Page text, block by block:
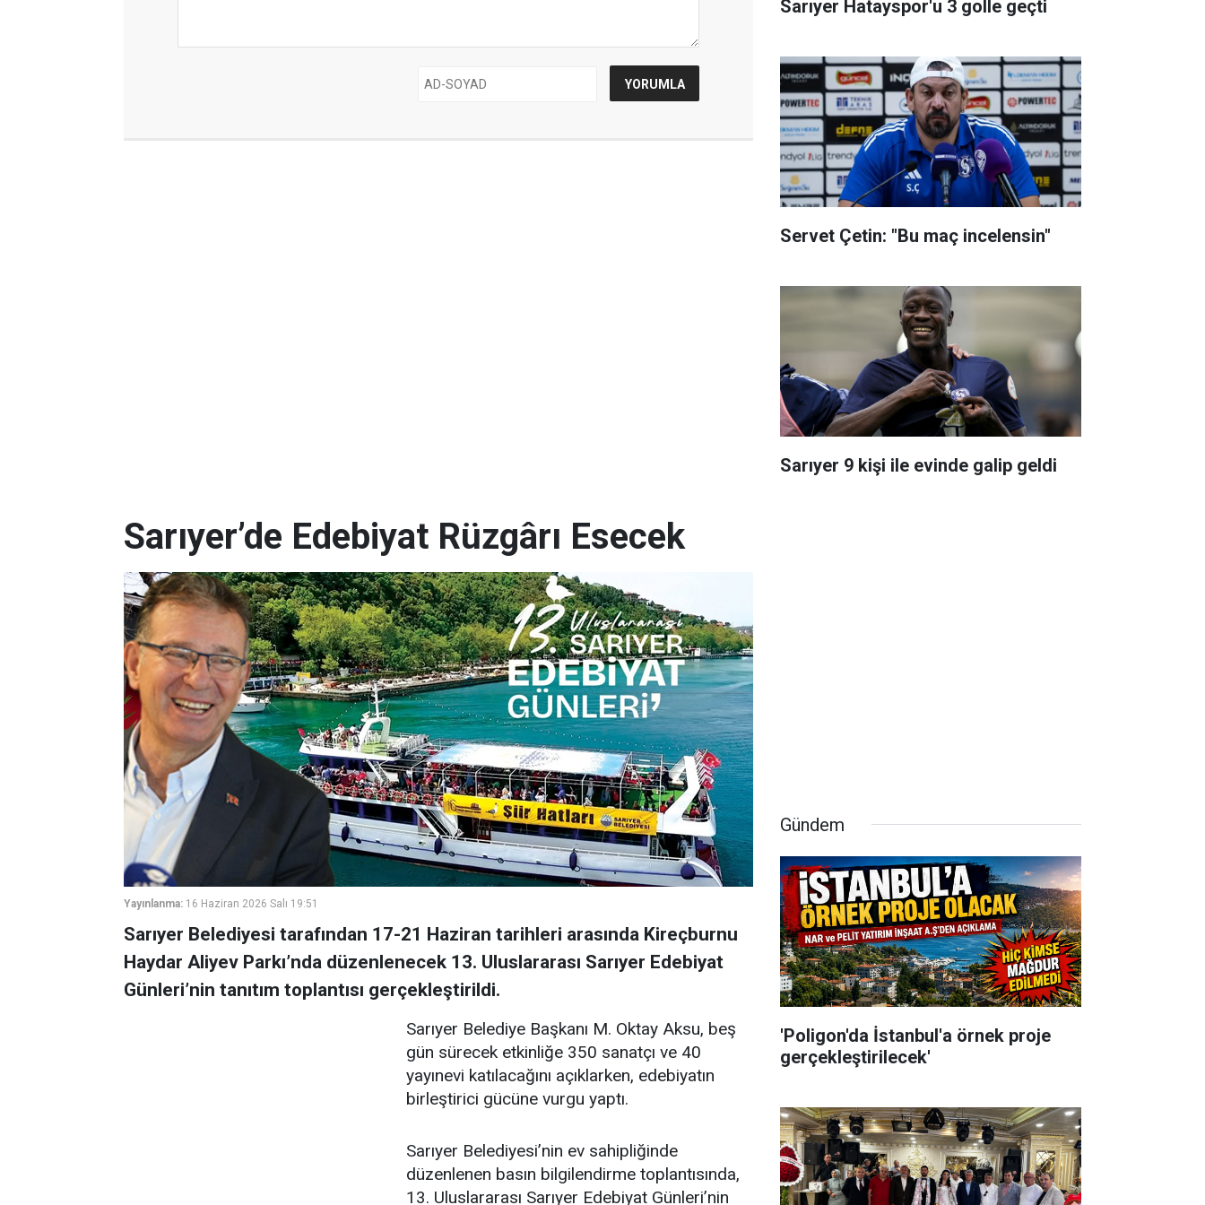
Sarıyer Hatayspor'u 3 golle geçti
Servet Çetin: "Bu maç incelensin"
Sarıyer 9 kişi ile evinde galip geldi
Sarıyer’de Edebiyat Rüzgârı Esecek
Yayınlanma: 16 Haziran 2026 Salı 19:51
Sarıyer Belediyesi tarafından 17-21 Haziran tarihleri arasında Kireçburnu
Haydar Aliyev Parkı’nda düzenlenecek 13. Uluslararası Sarıyer Edebiyat
Günleri’nin tanıtım toplantısı gerçekleştirildi.
Sarıyer Belediye Başkanı M. Oktay Aksu, beş
gün sürecek etkinliğe 350 sanatçı ve 40
yayınevi katılacağını açıklarken, edebiyatın
birleştirici gücüne vurgu yaptı.
Sarıyer Belediyesi’nin ev sahipliğinde
düzenlenen basın bilgilendirme toplantısında,
13. Uluslararası Sarıyer Edebiyat Günleri’nin
Gündem
'Poligon'da İstanbul'a örnek proje
gerçekleştirilecek'